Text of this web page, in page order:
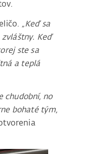
„Keď sa
Keď
ste sa
a teplá
chudobní, no
bohaté tým,